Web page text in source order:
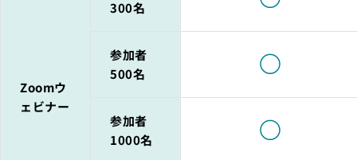
Zoomウ
ェビナー
300名
参加者
500名
参加者
1000名